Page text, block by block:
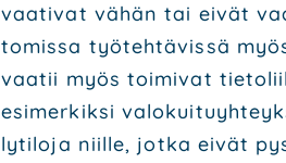
vaa­ti­vat vähän tai eivät
to­mis­sa työ­teh­tä­vis­sä
vaa­tii myös toi­mi­vat
esi­mer­kik­si
ly­ti­lo­ja niil­le, jot­ka eivät